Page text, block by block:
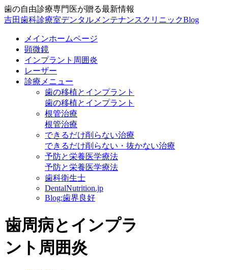
歯の自由診療専門医が贈る最新情報
吉田歯科診療室デンタルメンテナンスクリニックBlog
メインホームページ
顕微鏡
インプラント周囲炎
レーザー
診療メニュー
歯の移植とインプラント
歯の移植とインプラント
根管治療
根管治療
できるだけ削らない治療
できるだけ削らない・抜かない治療
予防と栄養医学療法
予防と栄養医学療法
歯科衛生士
DentalNutrition.jp
Blog:歯界良好
歯周病とインプラ
ント周囲炎